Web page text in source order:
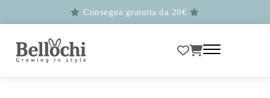
Consegna gratuita da 20€